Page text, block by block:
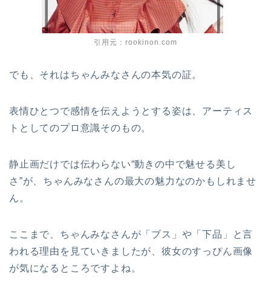
引用元：rookinon.com
でも、それはちゃんみなさんの本気の証。
表情ひとつで感情を伝えようとする姿は、アーティス
トとしてのプロ意識そのもの。
静止画だけでは伝わらない“動きの中で魅せる美し
さ”が、ちゃんみなさんの最大の魅力なのかもしれませ
ん。
ここまで、ちゃんみなさんが「ブス」や「下品」と言
われる理由を見ていきましたが、彼女のすっぴん画像
が気になるところですよね。